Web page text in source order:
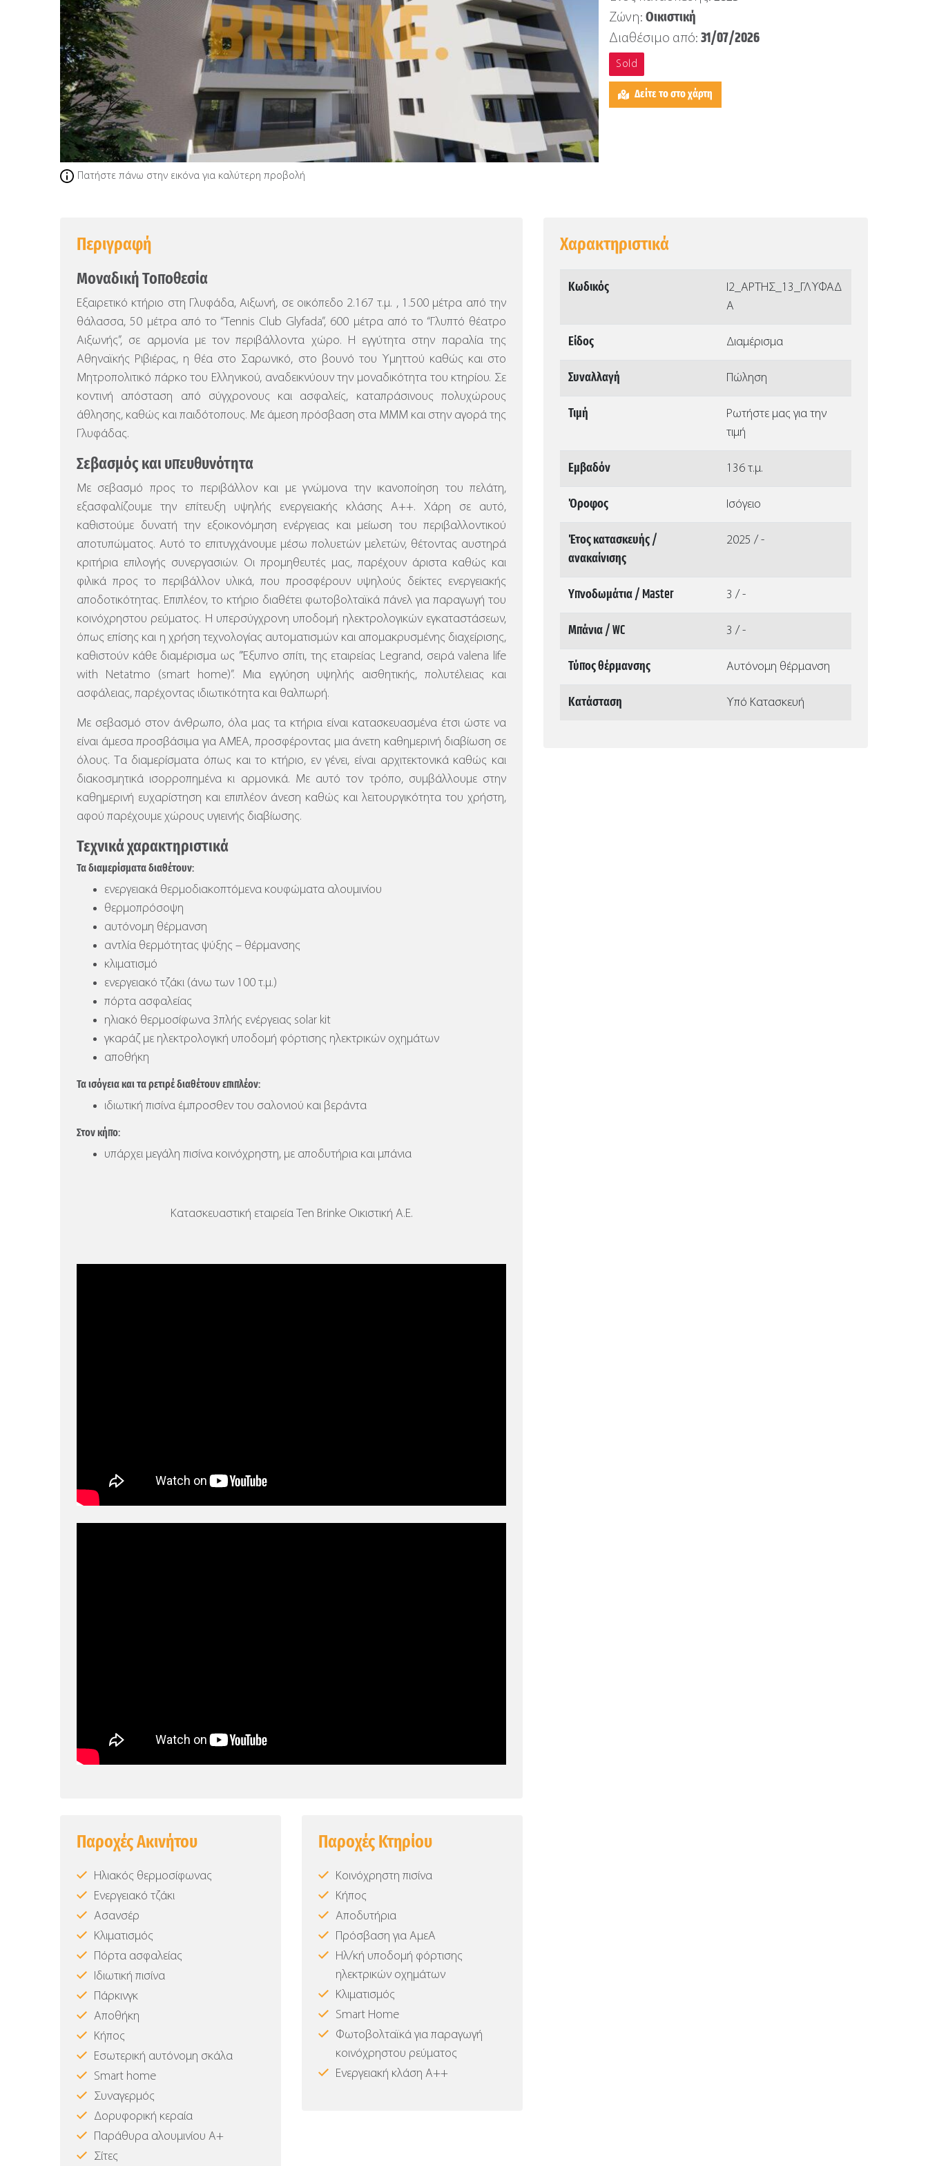
Πατήστε πάνω στην εικόνα για καλύτερη προβολή
Ζώνη: Οικιστική
Διαθέσιμο από: 31/07/2026
Sold
Δείτε το στο χάρτη
Περιγραφή
Μοναδική Τοποθεσία
Εξαιρετικό κτήριο στη Γλυφάδα, Αιξωνή, σε οικόπεδο 2.167 τ.μ. , 1.500 μέτρα από την
θάλασσα, 50 μέτρα από το “Tennis Club Glyfada”, 600 μέτρα από το “Γλυπτό θέατρο
Αιξωνής”, σε αρμονία με τον περιβάλλοντα χώρο. Η εγγύτητα στην παραλία της
Αθηναϊκής Ριβιέρας, η θέα στο Σαρωνικό, στο βουνό του Υμηττού καθώς και στο
Μητροπολιτικό πάρκο του Ελληνικού, αναδεικνύουν την μοναδικότητα του κτηρίου. Σε
κοντινή απόσταση από σύγχρονους και ασφαλείς, καταπράσινους πολυχώρους
άθλησης, καθώς και παιδότοπους. Με άμεση πρόσβαση στα ΜΜΜ και στην αγορά της
Γλυφάδας.
Σεβασμός και υπευθυνότητα
Με σεβασμό προς το περιβάλλον και με γνώμονα την ικανοποίηση του πελάτη,
εξασφαλίζουμε την επίτευξη υψηλής ενεργειακής κλάσης Α++. Χάρη σε αυτό,
καθιστούμε δυνατή την εξοικονόμηση ενέργειας και μείωση του περιβαλλοντικού
αποτυπώματος. Αυτό το επιτυγχάνουμε μέσω πολυετών μελετών, θέτοντας αυστηρά
κριτήρια επιλογής συνεργασιών. Οι προμηθευτές μας, παρέχουν άριστα καθώς και
φιλικά προς το περιβάλλον υλικά, που προσφέρουν υψηλούς δείκτες ενεργειακής
αποδοτικότητας. Επιπλέον, το κτήριο διαθέτει φωτοβολταϊκά πάνελ για παραγωγή του
κοινόχρηστου ρεύματος. Η υπερσύγχρονη υποδομή ηλεκτρολογικών εγκαταστάσεων,
όπως επίσης και η χρήση τεχνολογίας αυτοματισμών και απομακρυσμένης διαχείρισης,
καθιστούν κάθε διαμέρισμα ως ”Έξυπνο σπίτι, της εταιρείας Legrand, σειρά valena life
with Netatmo (smart home)”. Μια εγγύηση υψηλής αισθητικής, πολυτέλειας και
ασφάλειας, παρέχοντας ιδιωτικότητα και θαλπωρή.
Με σεβασμό στον άνθρωπο, όλα μας τα κτήρια είναι κατασκευασμένα έτσι ώστε να
είναι άμεσα προσβάσιμα για ΑΜΕΑ, προσφέροντας μια άνετη καθημερινή διαβίωση σε
όλους. Τα διαμερίσματα όπως και το κτήριο, εν γένει, είναι αρχιτεκτονικά καθώς και
διακοσμητικά ισορροπημένα κι αρμονικά. Με αυτό τον τρόπο, συμβάλλουμε στην
καθημερινή ευχαρίστηση και επιπλέον άνεση καθώς και λειτουργικότητα του χρήστη,
αφού παρέχουμε χώρους υγιεινής διαβίωσης.
Τεχνικά χαρακτηριστικά
Τα διαμερίσματα διαθέτουν:
ενεργειακά θερμοδιακοπτόμενα κουφώματα αλουμινίου
θερμοπρόσοψη
αυτόνομη θέρμανση
αντλία θερμότητας ψύξης – θέρμανσης
κλιματισμό
ενεργειακό τζάκι (άνω των 100 τ.μ.)
πόρτα ασφαλείας
ηλιακό θερμοσίφωνα 3πλής ενέργειας solar kit
γκαράζ με ηλεκτρολογική υποδομή φόρτισης ηλεκτρικών οχημάτων
αποθήκη
Τα ισόγεια και τα ρετιρέ διαθέτουν επιπλέον:
ιδιωτική πισίνα έμπροσθεν του σαλονιού και βεράντα
Στον κήπο:
υπάρχει μεγάλη πισίνα κοινόχρηστη, με αποδυτήρια και μπάνια
Κατασκευαστική εταιρεία Ten Brinke Οικιστική Α.Ε.
Παροχές Ακινήτου
Ηλιακός θερμοσίφωνας
Ενεργειακό τζάκι
Ασανσέρ
Κλιματισμός
Πόρτα ασφαλείας
Ιδιωτική πισίνα
Πάρκινγκ
Αποθήκη
Κήπος
Εσωτερική αυτόνομη σκάλα
Smart home
Συναγερμός
Δορυφορική κεραία
Παράθυρα αλουμινίου Α+
Σίτες
Παροχές Κτηρίου
Κοινόχρηστη πισίνα
Κήπος
Αποδυτήρια
Πρόσβαση για ΑμεΑ
Ηλ/κή υποδομή φόρτισης
ηλεκτρικών οχημάτων
Κλιματισμός
Smart Home
Φωτοβολταϊκά για παραγωγή
κοινόχρηστου ρεύματος
Ενεργειακή κλάση Α++
Χαρακτηριστικά
Κωδικός
Ι2_ΑΡΤΗΣ_13_ΓΛΥΦΑΔ
Α
Είδος Διαμέρισμα
Συναλλαγή Πώληση
Τιμή
Ρωτήστε μας για την
τιμή
Εμβαδόν 136 τ.μ.
Όροφος Ισόγειο
Έτος κατασκευής /
ανακαίνισης
2025 / -
Υπνοδωμάτια / Master 3 / -
Μπάνια / WC 3 / -
Τύπος θέρμανσης Αυτόνομη θέρμανση
Κατάσταση Υπό Κατασκευή